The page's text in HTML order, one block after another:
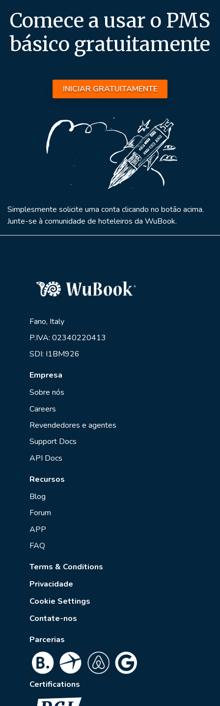
Comece a usar o PMS
básico gratuitamente
INICIAR GRATUITAMENTE
Simplesmente solicite uma conta clicando no botão acima.
Junte-se à comunidade de hoteleiros da WuBook.
Fano, Italy
P.IVA: 02340220413
SDI: I1BM926
Empresa
Sobre nós
Careers
Revendedores e agentes
Support Docs
API Docs
Recursos
Blog
Forum
APP
FAQ
Terms & Conditions
Privacidade
Cookie Settings
Contate-nos
Parcerias
Certifications